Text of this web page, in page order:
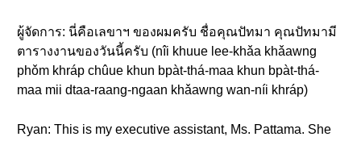
ผู้จัดการ: นี่คือเลขาฯ ของผมครับ ชื่อคุณปัทมา คุณปัทมามี
ตารางงานของวันนี้ครับ (nîi khuue lee-khǎa khǎawng
phǒm khráp chûue khun bpàt-thá-maa khun bpàt-thá-
maa mii dtaa-raang-ngaan khǎawng wan-níi khráp)
Ryan: This is my executive assistant, Ms. Pattama. She